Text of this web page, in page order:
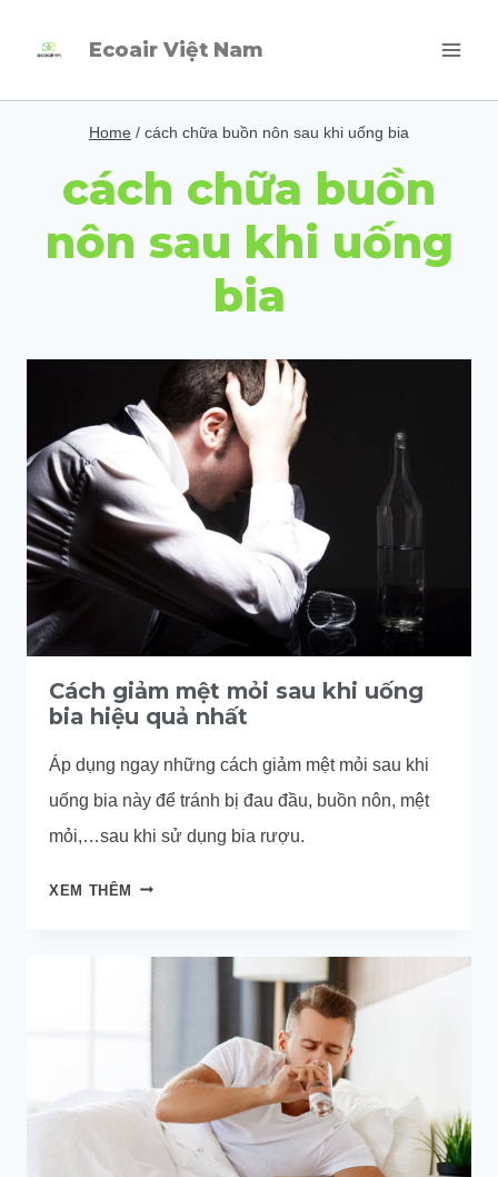
Ecoair Việt Nam
Home / cách chữa buồn nôn sau khi uống bia
cách chữa buồn
nôn sau khi uống
bia
Cách giảm mệt mỏi sau khi uống
bia hiệu quả nhất
Áp dụng ngay những cách giảm mệt mỏi sau khi
uống bia này để tránh bị đau đầu, buồn nôn, mệt
mỏi,…sau khi sử dụng bia rượu.
XEM THÊM CÁCH
HIỆU
QUẢ
NHẤT